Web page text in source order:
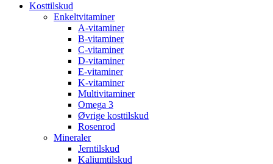
Kosttilskud
Enkeltvitaminer
A-vitaminer
B-vitaminer
C-vitaminer
D-vitaminer
E-vitaminer
K-vitaminer
Multivitaminer
Omega 3
Øvrige kosttilskud
Rosenrod
Mineraler
Jerntilskud
Kaliumtilskud